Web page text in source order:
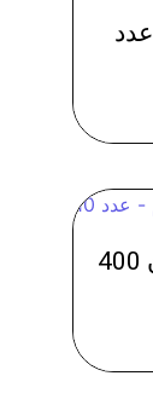
بسكت كندر بوينو مقرمش - 0757 عدد
بسكت بتيبور كاكاو (ETI) - 0752 وزن 400